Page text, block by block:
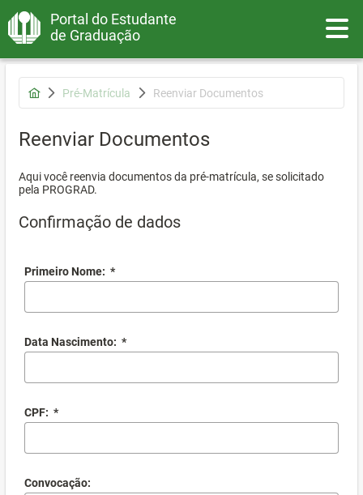
Portal do Estudante
de Graduação
Pré-Matrícula Reenviar Documentos
Reenviar Documentos
Aqui você reenvia documentos da pré-matrícula, se solicitado
pela PROGRAD.
Confirmação de dados
Primeiro Nome: *
Data Nascimento: *
CPF: *
Convocação: